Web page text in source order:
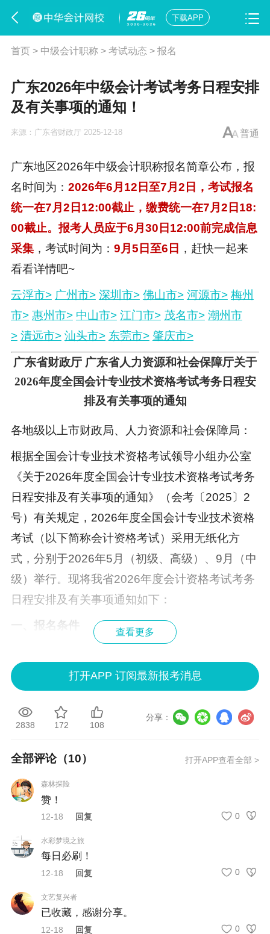
下载APP
首页> 中级会计职称> 考试动态 > 报名
广东2026年中级会计考试考务日程安排
及有关事项的通知！
普通
来源： 广东省财政厅 2025-12-18
广东地区2026年中级会计职称报名简章公布，报
名时间为： 2026年6月12日至7月2日，考试报名
统一在7月2日12:00截止，缴费统一在7月2日18:
00截止。报考人员应于6月30日12:00前完成信息
采集，考试时间为： 9月5日至6日 ，赶快一起来
看看详情吧~
云浮市> 广州市> 深圳市> 佛山市> 河源市> 梅州
市> 惠州市> 中山市> 江门市> 茂名市> 潮州市
> 清远市> 汕头市> 东莞市> 肇庆市>
广东省财政厅 广东省人力资源和社会保障厅关于
2026年度全国会计专业技术资格考试考务日程安
排及有关事项的通知
各地级以上市财政局、人力资源和社会保障局：
根据全国会计专业技术资格考试领导小组办公室
《关于2026年度全国会计专业技术资格考试考务
日程安排及有关事项的通知》（会考〔2025〕2
号）有关规定，2026年度全国会计专业技术资格
考试（以下简称会计资格考试）采用无纸化方
式，分别于2026年5月（初级、高级）、9月（中
级）举行。现将我省2026年度会计资格考试考务
日程安排及有关事项通知如下：
一、报名条件
列基本条件：
会计制度等法律法规。
行为。
3.热爱会计工作，具备相应的会计专业知识和业
务技能。
（二）报名参加初级会计资格考试的人员，除具
备基本条件外，还必须具备高中毕业（含高中、
中专、职高和技校）及以上学历。
（三）报名参加
备基本条件外，还必须具备下列条件之一：
查看更多
打开APP 订阅最新报考消息
2838 172 108
分享：
全部评论（10） 打开APP查看全部 >
森林探险
赞！
12-18 回复 0
水彩梦境之旅
每日必刷！
12-18 回复 0
文艺复兴者
已收藏，感谢分享。
12-18 回复 0